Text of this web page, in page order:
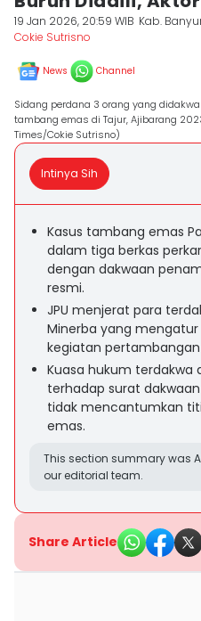
19 Jan 2026, 20:59 WIB Kab.
Cokie Sutrisno
News Channel
Sidang perdana 3 orang yang
tambang emas di Tajur, Ajibarang
Times/Cokie Sutrisno)
Intinya Sih
Kasus tambang emas
dalam tiga berkas
dengan dakwaan
resmi.
JPU menjerat para
Minerba yang mengatur
kegiatan
Kuasa hukum terdakwa
terhadap surat
tidak mencantumkan
emas.
This section summary was
our editorial team.
Share Article